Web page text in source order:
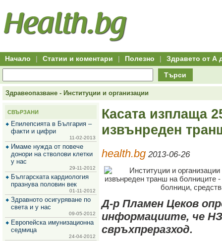
Всички
офети
за
Hitro.bg
Всички
оферти
Hitro.bg
оферти
Hitro.bg
във
всички
оферти
Всички
оферти
групово
намаление
Промоции,
Сайтът
зехтин
пазаруване
изгодни
оферти
50+
начало
Клуб
Начало | Статии и коментари | Полезно | Здравето от А
Търси
Здравеопазване - Институции и организации
СВЪРЗАНИ
Епилепсията в България –
факти и цифри
11-02-2013
Имаме нужда от повече
донори на стволови клетки
у нас
29-11-2012
Българската кардиология
празнува половин век
01-11-2012
Здравното осигуряване по
света и у нас
09-05-2012
Европейска имунизационна
седмица
24-04-2012
Касата изплаща
извънреден
health.bg 2013-06-26
Д-р Пламен Цеков
информациите, че
свръхпреразход.